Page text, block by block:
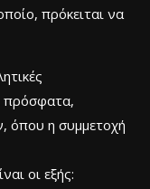
πρόκειται να
πρόσφατα,
όπου η συμμετοχή
οι εξής: